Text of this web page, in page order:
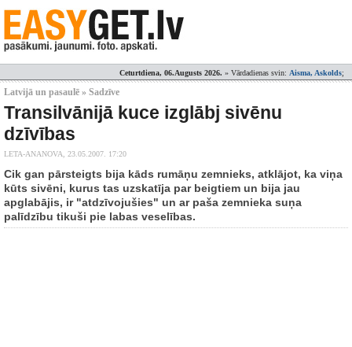
Ceturtdiena, 06.Augusts 2026. » Vārdadienas svin: Aisma, Askolds;
Latvijā un pasaulē » Sadzīve
Transilvānijā kuce izglābj sivēnu
dzīvības
LETA-ANANOVA, 23.05.2007. 17:20
Cik gan pārsteigts bija kāds rumāņu zemnieks, atklājot, ka viņa
kūts sivēni, kurus tas uzskatīja par beigtiem un bija jau
apglabājis, ir "atdzīvojušies" un ar paša zemnieka suņa
palīdzību tikuši pie labas veselības.